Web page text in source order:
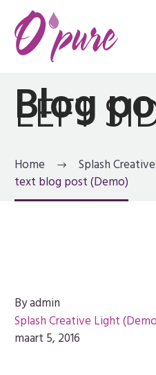
Blog
LEFT
Home
Splash
text blog post (Demo)
By admin
Splash Creative Light
maart 5, 2016